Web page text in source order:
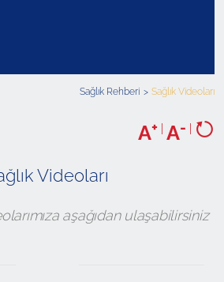
Sağlık Rehberi Sağlık Videoları
A+ | A- |
Videoları
aşağıdan ulaşabilirsiniz